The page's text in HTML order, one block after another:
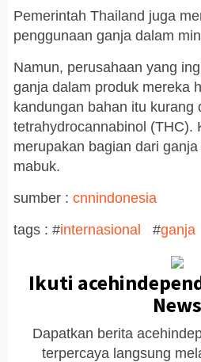
Pemerintah Thailand juga
penggunaan ganja dalam
Namun, perusahaan yang
ganja dalam produk mereka
kandungan bahan itu kurang
tetrahydrocannabinol (THC).
merupakan bagian dari
mabuk.
sumber : cnnindonesia
tags : #internasional #ganja
Ikuti
News
Dapatkan berita
terpercaya langsung